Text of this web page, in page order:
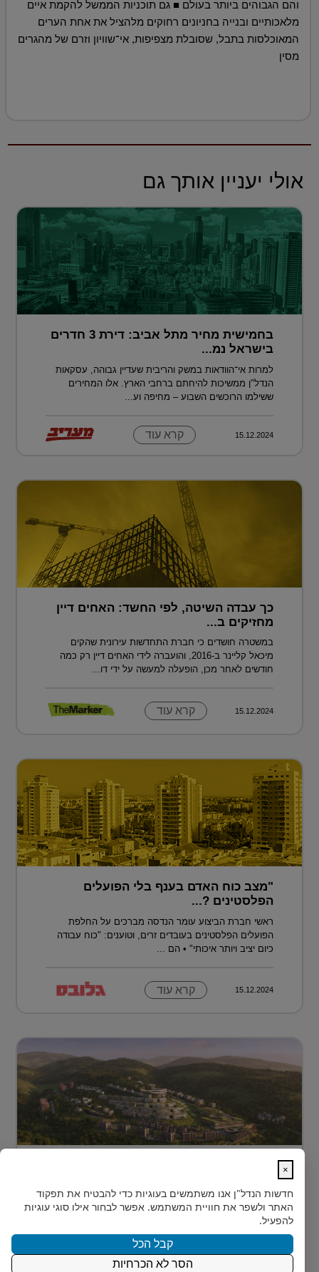
והם הגבוהים ביותר בעולם ■ גם תוכניות הממשל להקמת איים
מלאכותיים ובנייה בחניונים רחוקים מלהציל את אחת הערים
המאוכלסות בתבל, שסובלת מצפיפות, אי־שוויון וזרם של מהגרים
מסין
אולי יעניין אותך גם
בחמישית מחיר מתל אביב: דירת 3 חדרים
בישראל נמ...
למרות אי־הוודאות במשק והריבית שעדיין גבוהה, עסקאות
הנדל"ן ממשיכות להיחתם ברחבי הארץ. אלו המחירים
ששילמו הרוכשים השבוע – מחיפה וע...
15.12.2024 קרא עוד
כך עבדה השיטה, לפי החשד: האחים דיין
מחזיקים ב...
במשטרה חושדים כי חברת התחדשות עירונית שהקים
מיכאל קליינר ב-2016, והועברה לידי האחים דיין רק כמה
חודשים לאחר מכן, הופעלה למעשה על ידי דו...
15.12.2024 קרא עוד
"מצב כוח האדם בענף בלי הפועלים
הפלסטינים ?...
ראשי חברת הביצוע עומר הנדסה מברכים על החלפת
הפועלים הפלסטינים בעובדים זרים, וטוענים: "כוח עבודה
כיום יציב ויותר איכותי" • הם ...
15.12.2024 קרא עוד
בלב טביליסי, בין השכונות המבוקשות Vake וSaburtalo, כ-2
ק"מ בלבד מהאוניברסיטה של העיר, מוקם TBILISI
ACRES - פ...
×
חדשות הנדל"ן אנו משתמשים בעוגיות כדי להבטיח את תפקוד
האתר ולשפר את חוויית המשתמש. אפשר לבחור אילו סוגי עוגיות
להפעיל.
קבל הכל
הסר לא הכרחיות